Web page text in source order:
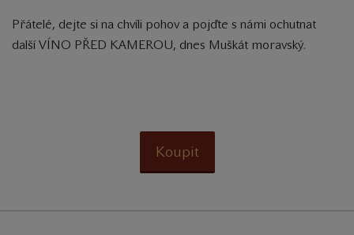
Přátelé, dejte si na chvíli pohov a pojďte s námi ochutnat
další VÍNO PŘED KAMEROU, dnes Muškát moravský.
Koupit